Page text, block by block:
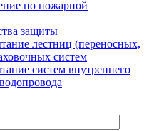
по пожарной
защиты
лестниц (переносных,
систем
систем внутреннего